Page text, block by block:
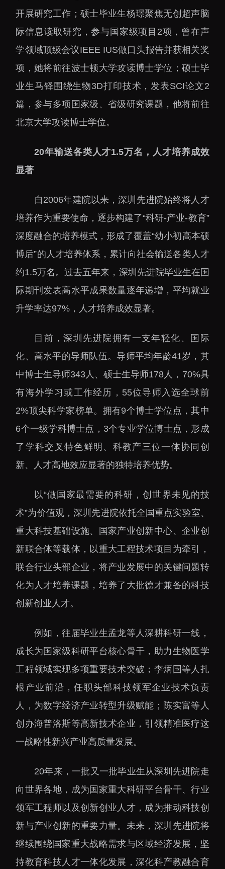
开展研究工作；硕士毕业生杨璟聚焦无创超声脑
际信息读取研究，参与国家级项目2项，曾在声
学领域顶级会议IEEE IUS做口头报告并获相关奖
项，她将前往波士顿大学攻读博士学位；硕士毕
业生马铎围绕生物3D打印技术，发表SCI论文2
篇，参与多项国家级、省级研究课题，他将前往
北京大学攻读博士学位。
20年输送各类人才1.5万名，人才培养成效
显著
自2006年建院以来，深圳先进院始终将人才
培养作为重要使命，逐步构建了“科研-产业-教育”
深度融合的培养模式，形成了覆盖“幼小初高本硕
博后”的人才培养体系，累计向社会输送各类人才
约1.5万名。过去五年来，深圳先进院毕业生在国
际期刊发表高水平成果数量逐年递增，平均就业
升学率达97%，人才培养成效显著。
目前，深圳先进院拥有一支年轻化、国际
化、高水平的导师队伍。导师平均年龄41岁，其
中博士生导师343人、硕士生导师178人，70%具
有海外学习或工作经历，55位导师入选全球前
2%顶尖科学家榜单。拥有9个博士学位点，其中
6个一级学科博士点，3个专业学位博士点，形成
了学科交叉特色鲜明、科教产三位一体协同创
新、人才高地效应显著的独特培养优势。
以“做国家最需要的科研，创世界未见的技
术”为价值观，深圳先进院依托全国重点实验室、
重大科技基础设施、国家产业创新中心、企业创
新联合体等载体，以重大工程技术项目为牵引，
联合行业头部企业，将产业发展中的关键问题转
化为人才培养课题，培养了大批德才兼备的科技
创新创业人才。
例如，往届毕业生孟龙等人深耕科研一线，
成长为国家级科研平台核心骨干，助力生物医学
工程领域实现多项重要技术突破；李炳国等人扎
根产业前沿，任职头部科技领军企业技术负责
人，为数字经济产业转型升级赋能；陈实富等人
创办海普洛斯等高新技术企业，引领精准医疗这
一战略性新兴产业高质量发展。
20年来，一批又一批毕业生从深圳先进院走
向世界各地，成为国家重大科研平台骨干、行业
领军工程师以及创新创业人才，成为推动科技创
新与产业创新的重要力量。未来，深圳先进院将
继续围绕国家重大战略需求与区域经济发展，坚
持教育科技人才一体化发展，深化科产教融合育